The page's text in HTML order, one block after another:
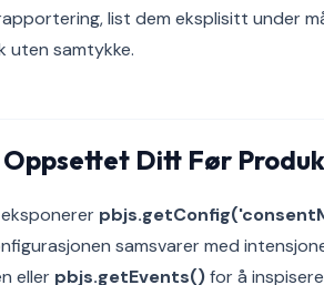
list dem eksplisitt under
uten samtykke.
Ditt Før
samsvarer med
eller pbjs.getEvents()for å